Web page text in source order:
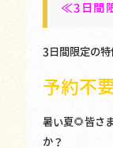
≪3日間
3日間限定の特
予約不
暑い夏🌻皆さ
か？